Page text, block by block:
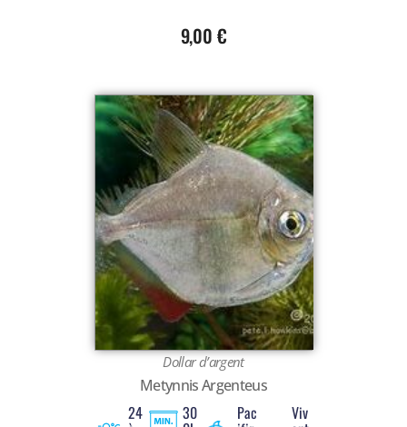
9,00 €
Dollar d’argent
Metynnis Argenteus
24 30 Pac Viv